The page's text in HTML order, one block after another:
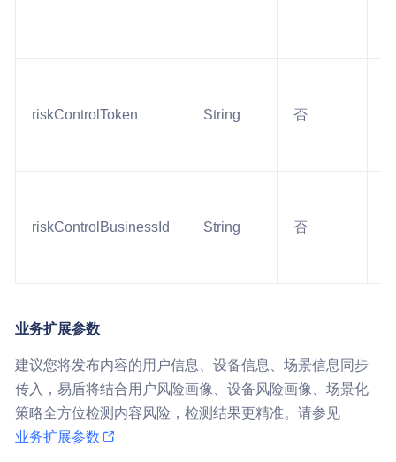
riskControlToken String 否
riskControlBusinessId String 否
业务扩展参数
建议您将发布内容的用户信息、设备信息、场景信息同步
传入，易盾将结合用户风险画像、设备风险画像、场景化
策略全方位检测内容风险，检测结果更精准。请参见
业务扩展参数